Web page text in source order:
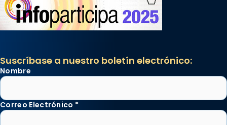
Suscríbase a nuestro boletín electrónico:
Nombre
Correo Electrónico *